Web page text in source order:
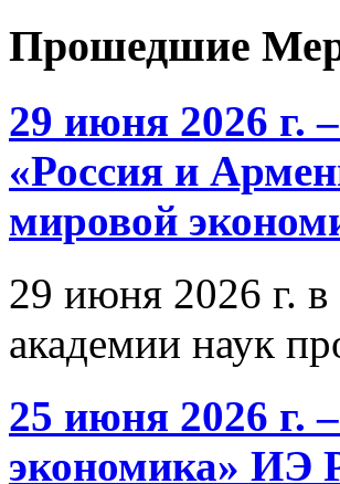
Прошедшие
29 июня 2026 г.
«Россия и
мировой
29 июня 2026 г.
академии наук
25 июня 2026 г.
экономика»